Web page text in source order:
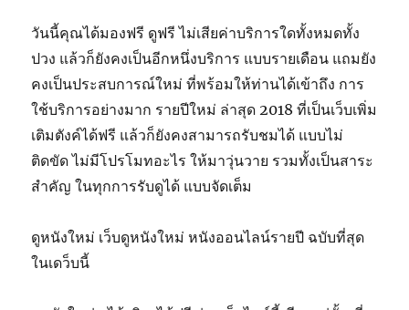
วันนี้คุณได้มองฟรี ดูฟรี ไม่เสียค่าบริการใดทั้งหมดทั้ง
ปวง แล้วก็ยังคงเป็นอีกหนึ่งบริการ แบบรายเดือน แถมยัง
คงเป็นประสบการณ์ใหม่ ที่พร้อมให้ท่านได้เข้าถึง การ
ใช้บริการอย่างมาก รายปีใหม่ ล่าสุด 2018 ที่เป็นเว็บเพิ่ม
เติมตังค์ได้ฟรี แล้วก็ยังคงสามารถรับชมได้ แบบไม่
ติดขัด ไม่มีโปรโมทอะไร ให้มาวุ่นวาย รวมทั้งเป็นสาระ
สำคัญ ในทุกการรับดูได้ แบบจัดเต็ม
ดูหนังใหม่ เว็บดูหนังใหม่ หนังออนไลน์รายปี ฉบับที่สุด
ในเดว็บนี้